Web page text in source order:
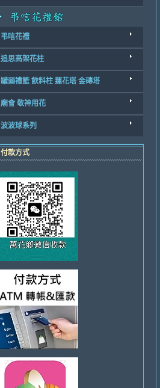
弔唁花禮
追思高架花柱
罐頭禮籃 飲料柱 蓮花塔 金磚塔
廟會 敬神用花
波波球系列
付款方式